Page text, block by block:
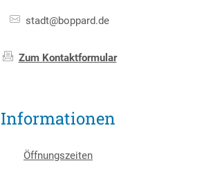
stadt@boppard.de
Zum Kontaktformular
Informationen
Öffnungszeiten